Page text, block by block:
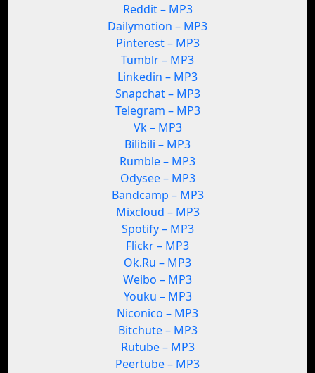
Reddit – MP3
Dailymotion – MP3
Pinterest – MP3
Tumblr – MP3
Linkedin – MP3
Snapchat – MP3
Telegram – MP3
Vk – MP3
Bilibili – MP3
Rumble – MP3
Odysee – MP3
Bandcamp – MP3
Mixcloud – MP3
Spotify – MP3
Flickr – MP3
Ok.Ru – MP3
Weibo – MP3
Youku – MP3
Niconico – MP3
Bitchute – MP3
Rutube – MP3
Peertube – MP3